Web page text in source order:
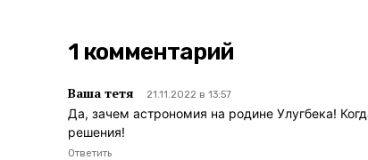
1 комментарий
Ваша тетя 21.11.2022 в 13:57
Да, зачем астрономия на родине Улугбека!
решения!
Ответить